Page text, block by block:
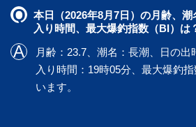
本日（2026年8月7日）の月齢、
入り時間、最大爆釣指数（BI）は
月齢：23.7、潮名：長潮、日の
入り時間：19時05分、最大爆釣
います。